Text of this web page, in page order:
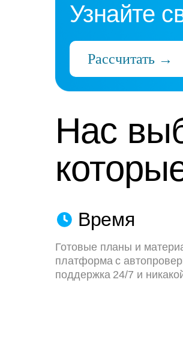
Узнайте
Рассчитать →
Нас
Время
Готовые планы и
платформа с
поддержка 24/7 и